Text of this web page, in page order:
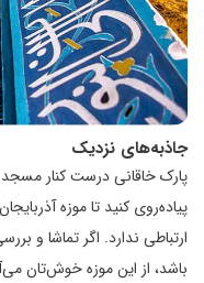
جاذبه‌های نزدیک
پارک خاقانی درست کنار
پیاده‌روی کنید تا موزه‌
ارتباطی ندارد. اگر تماشا و
باشد، از این موزه خوش‌تان